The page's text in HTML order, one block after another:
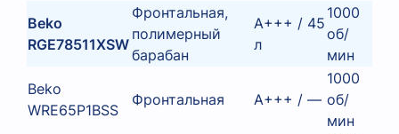
Beko
RGE78511XSW
Фронтальная,
полимерный
барабан
A+++ / 45
л
1000
об/
мин
Beko
WRE65P1BSS
Фронтальная A+++ / —
1000
об/
мин